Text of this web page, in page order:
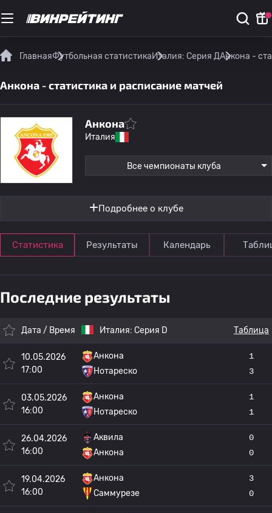
ГлавнаяФутбольная статистикаИталия: Серия ДАнкона -
Анкона - статистика и расписание матчей
Анкона
Италия
Все чемпионаты клуба
Подробнее о клубе
Статистика Результаты Календарь
Последние результаты
Дата / Время Италия: Серия D Таблица
10.05.2026
17:00
Анкона
Нотареско
1
3
03.05.2026
16:00
Анкона
Нотареско
1
1
26.04.2026
16:00
Аквила
Анкона
0
0
19.04.2026
16:00
Анкона
Саммурезе
3
0